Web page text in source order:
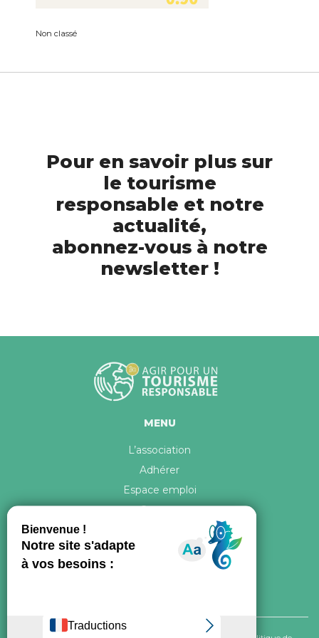
Non classé
Pour en savoir plus sur
le tourisme
responsable et notre
actualité,
abonnez-vous à notre
newsletter !
MENU
L’association
Adhérer
Espace emploi
Contact